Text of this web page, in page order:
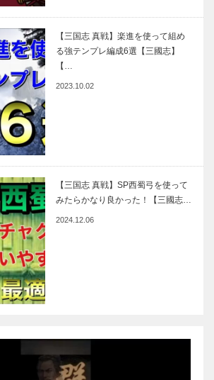
【三国志 真戦】楽進を使って組め
る強テンプレ編成6選【三國志】
【…
2023.10.02
【三国志 真戦】SP西蜀弓を使って
みたらかなり良かった！【三國志…
2024.12.06